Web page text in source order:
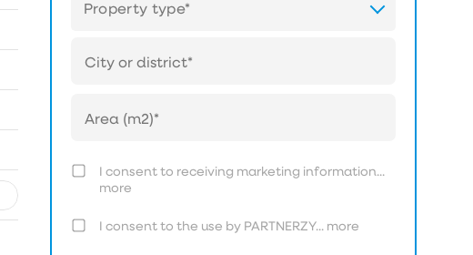
Property type*
I consent to receiving marketing information...
more
I consent to the use by PARTNERZY... more